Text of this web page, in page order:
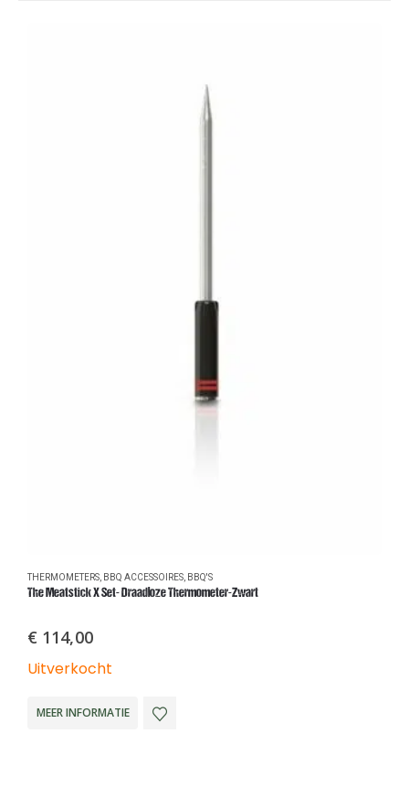
THERMOMETERS BBQ ACCESSOIRES BBQ'S
The Meatstick X Set- Draadloze Thermometer-Zwart
€ 114,00
Uitverkocht
MEER INFORMATIE